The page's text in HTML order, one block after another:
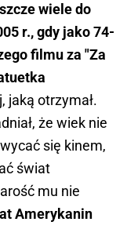
wiele do
r., gdy jako 74-
filmu za "Za
jaką otrzymał.
że wiek nie
się kinem,
świat
mu nie
Amerykanin